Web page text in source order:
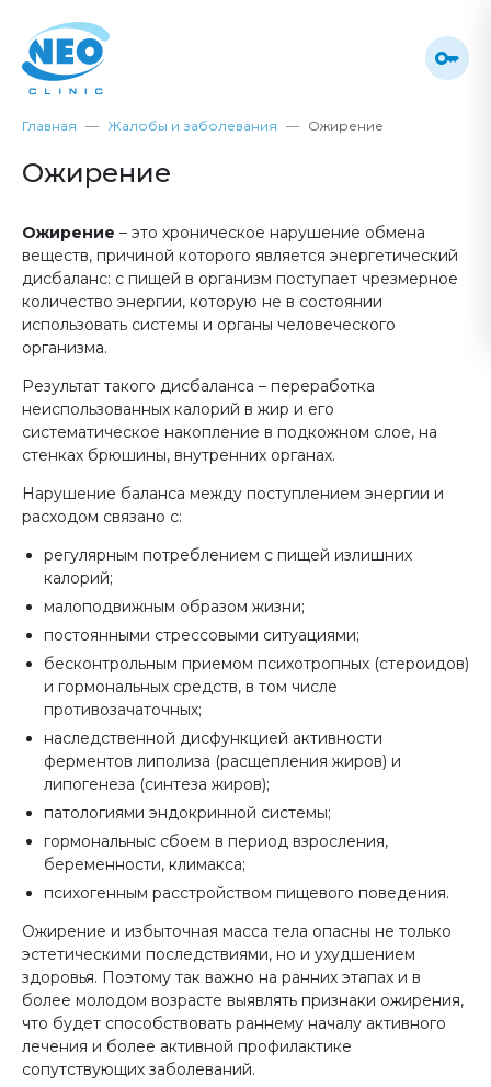
Главная Жалобы и заболевания Ожирение
Ожирение
Ожирение – это хроническое нарушение обмена
веществ, причиной которого является энергетический
дисбаланс: с пищей в организм поступает чрезмерное
количество энергии, которую не в состоянии
использовать системы и органы человеческого
организма.
Результат такого дисбаланса – переработка
неиспользованных калорий в жир и его
систематическое накопление в подкожном слое, на
стенках брюшины, внутренних органах.
Нарушение баланса между поступлением энергии и
расходом связано с:
регулярным потреблением с пищей излишних
калорий;
малоподвижным образом жизни;
постоянными стрессовыми ситуациями;
бесконтрольным приемом психотропных (стероидов)
и гормональных средств, в том числе
противозачаточных;
наследственной дисфункцией активности
ферментов липолиза (расщепления жиров) и
липогенеза (синтеза жиров);
патологиями эндокринной системы;
гормональныс сбоем в период взросления,
беременности, климакса;
психогенным расстройством пищевого поведения.
Ожирение и избыточная масса тела опасны не только
эстетическими последствиями, но и ухудшением
здоровья. Поэтому так важно на ранних этапах и в
более молодом возрасте выявлять признаки ожирения,
что будет способствовать раннему началу активного
лечения и более активной профилактике
сопутствующих заболеваний.